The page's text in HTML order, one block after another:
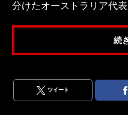
分けたオーストラリア代
続
ツイート